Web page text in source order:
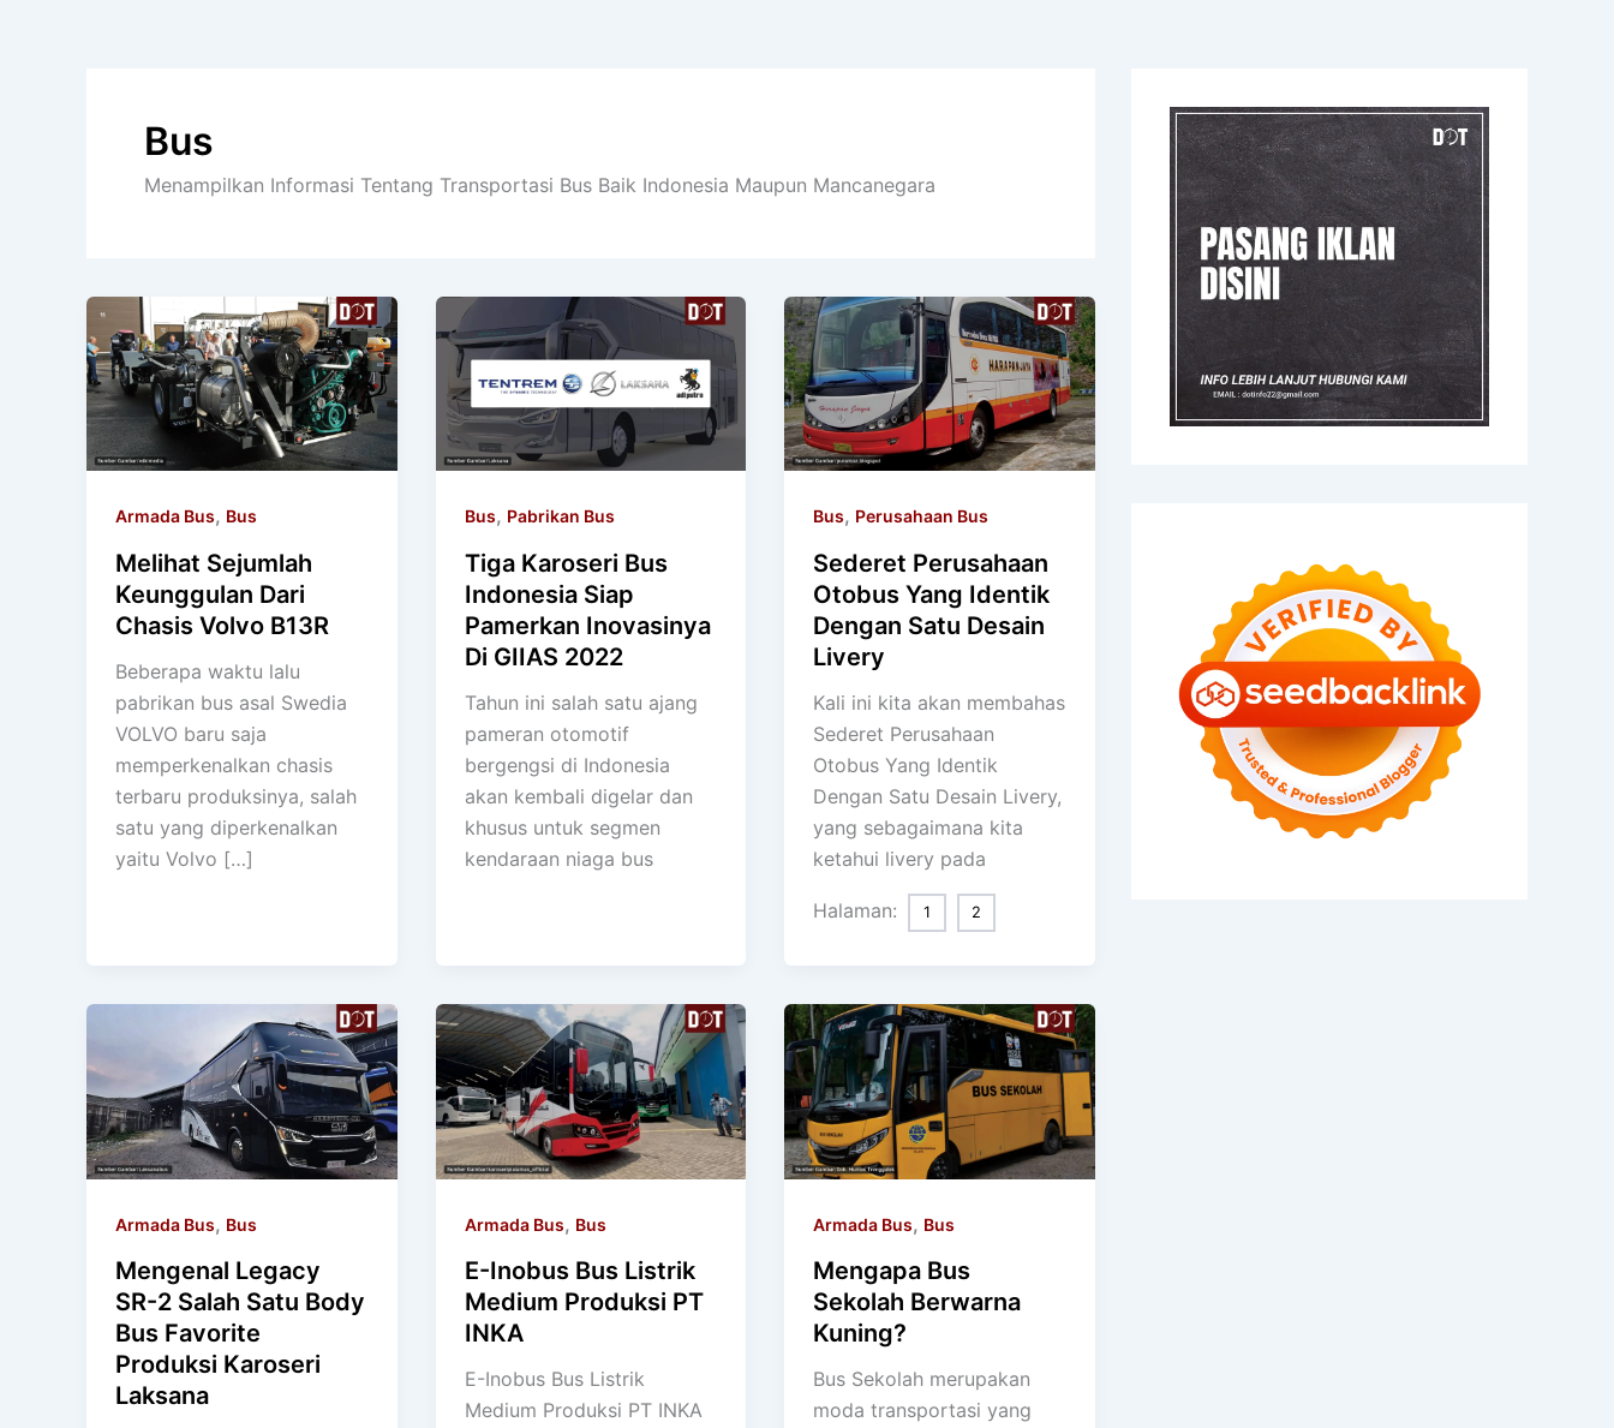
Bus
Menampilkan Informasi Tentang Transportasi Bus Baik Indonesia Maupun Mancanegara
Armada Bus, Bus
Melihat Sejumlah
Keunggulan Dari
Chasis Volvo B13R
Beberapa waktu lalu
pabrikan bus asal Swedia
VOLVO baru saja
memperkenalkan chasis
terbaru produksinya, salah
satu yang diperkenalkan
yaitu Volvo […]
Bus, Pabrikan Bus
Tiga Karoseri Bus
Indonesia Siap
Pamerkan Inovasinya
Di GIIAS 2022
Tahun ini salah satu ajang
pameran otomotif
bergengsi di Indonesia
akan kembali digelar dan
khusus untuk segmen
kendaraan niaga bus
Bus, Perusahaan Bus
Sederet Perusahaan
Otobus Yang Identik
Dengan Satu Desain
Livery
Kali ini kita akan membahas
Sederet Perusahaan
Otobus Yang Identik
Dengan Satu Desain Livery,
yang sebagaimana kita
ketahui livery pada
Halaman: 1 2
Armada Bus, Bus
Mengenal Legacy
SR-2 Salah Satu Body
Bus Favorite
Produksi Karoseri
Laksana
Armada Bus, Bus
E-Inobus Bus Listrik
Medium Produksi PT
INKA
E-Inobus Bus Listrik
Medium Produksi PT INKA
Armada Bus, Bus
Mengapa Bus
Sekolah Berwarna
Kuning?
Bus Sekolah merupakan
moda transportasi yang